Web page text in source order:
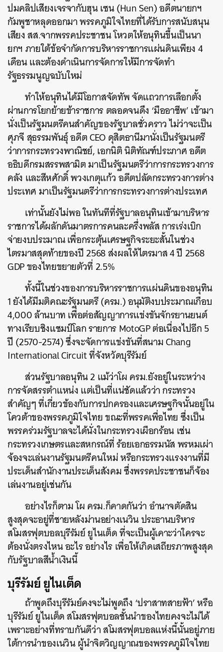
ปมคลิปเสียงเจรจากับฮุน เซน (Hun Sen) อดีตนายกฯ
กัมพูชาหลุดออกมา พรรคภูมิใจไทยที่ได้รับการสนับสนุน
เสียง สส.จากพรรคประชาชน โหวตให้อนุทินขึ้นเป็นนา
ยกฯ ภายใต้ข้อจำกัดการบริหารราชการแผ่นดินเพียง 4
เดือน และต้องดำเนินการจัดการให้มีการจัดทำ
รัฐธรรมนูญฉบับใหม่
ทำให้อนุทินได้มีโอกาสจัดทัพ จัดแถวการเลือกตั้ง
ผ่านการโยกย้ายข้าราชการ ตลอดจนดึง ‘มืออาชีพ’ เข้ามา
นั่งเป็นรัฐมนตรีคนสำคัญของรัฐบาลชั่วคราว ไม่ว่าจะเป็น
ศุภจี สุธรรมพันธุ์ อดีต CEO ดุสิตธานีมานั่งเป็นรัฐมนตรี
ว่าการกระทรวงพาณิชย์, เอกนิติ นิติทัณฑ์ประภาศ อดีต
อธิบดีกรมสรรพสามิต มาเป็นรัฐมนตรีว่าการกระทรวงการ
คลัง และสีหศักดิ์ พวงเกตุแก้ว อดีตปลัดกระทรวงการต่าง
ประเทศ มาเป็นรัฐมนตรีว่าการกระทรวงการต่างประเทศ
เท่านั้นยังไม่พอ ในทันทีที่รัฐบาลอนุทินเข้ามาบริหาร
ราชการได้ผลักดันมาตรการคนละครึ่งพลัส การเร่งเบิก
จ่ายงบประมาณ เพื่อกระตุ้นเศรษฐกิจระยะสั้นในช่วง
ไตรมาสสุดท้ายของปี 2568 ส่งผลให้ไตรมาส 4 ปี 2568
GDP ของไทยขยายตัวที่ 2.5%
ทั้งนี้ในช่วงของการบริหารราชการแผ่นดินของอนุทิน
1 ยังได้มีมติคณะรัฐมนตรี (ครม.) อนุมัติงบประมาณเกือบ
4,000 ล้านบาท เพื่อต่อสัญญาการแข่งขันจักรยานยนต์
ทางเรียบชิงแชมป์โลก รายการ MotoGP ต่อเนื่องไปอีก 5
ปี (2570-2574) ซึ่งจะจัดการแข่งขันที่สนาม Chang
International Circuit ที่จังหวัดบุรีรัมย์
ส่วนรัฐบาลอนุทิน 2 แม้ว่าโผ ครม.ยังอยู่ในระหว่าง
การจัดสรรตำแหน่ง แต่เป็นที่แน่ชัดแล้วว่า กระทรวง
สำคัญๆ ที่เกี่ยวข้องกับการปกครองและเศรษฐกิจนั้นอยู่ใน
โควต้าของพรรคภูมิใจไทย ขณะที่พรรคเพื่อไทย ซึ่งเป็น
พรรคร่วมรัฐบาลจะได้นั่งในกระทรวงเผือกร้อน เช่น
กระทรวงเกษตรและสหกรณ์ที่ ร้อยเอกธรรมนัส พรหมเผ่า
จ้องจะเล่นงานรัฐมนตรีคนใหม่ หรือกระทรวงแรงงานที่มี
ประเด็นสำนักงานประเด็นสังคม ซึ่งพรรคประชาชนก็จ้อง
เล่นงานอยู่เช่นกัน
อย่างไรก็ตาม โผ ครม.ก็คาดกันว่า อำนาจตัดสิน
สูงสุดจะอยู่ที่ชายหลังม่านอย่างเนวิน ประธานบริหาร
สโมสรฟุตบอลบุรีรัมย์ ยูไนเต็ด ที่จะเป็นผู้เคาะว่าใครจะ
ต้องนั่งตรงไหน อะไร อย่างไร เพื่อให้เกิดเสถียรภาพสูงสุด
กับรัฐบาลสีน้ำเงินนี้
บุรีรัมย์ ยูไนเต็ด
ถ้าพูดถึงบุรีรัมย์คงจะไม่พูดถึง ‘ปราสาทสายฟ้า’ หรือ
บุรีรัมย์ ยูไนเต็ด สโมสรฟุตบอลชั้นนำของไทยคงจะไม่ได้
เพราะอย่างที่ทราบกันดีว่า สโมสรฟุตบอลแห่งนี้นั้นอยู่ภาย
ใต้การนำของเนวิน ผู้นำจิตวิญญาณของพรรคภูมิใจไทย